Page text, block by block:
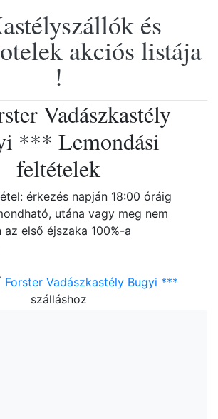
és
akciós listája
!
Vadászkastély
*** Lemondási
feltételek
érkezés napján 18:00 óráig
utána vagy meg nem
az első éjszaka 100%-a
Vadászkastély Bugyi ***
szálláshoz